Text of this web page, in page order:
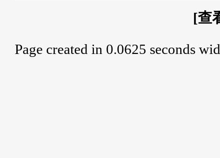
[查
Page created in 0.0625 seconds